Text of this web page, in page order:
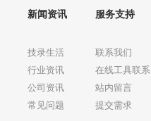
新闻资讯
技录生活
行业资讯
公司资讯
常见问题
服务支持
联系我们
在线工具联系
站内留言
提交需求